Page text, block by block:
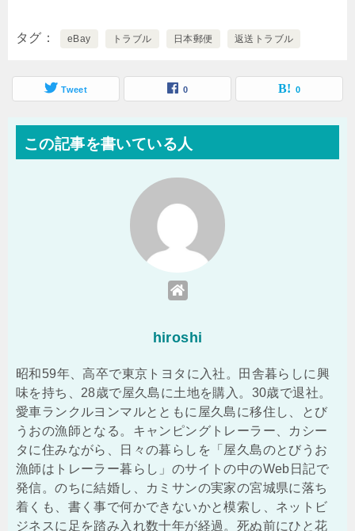
タグ eBay トラブル 日本郵便 返送トラブル
Tweet 0 0
この記事を書いている人
hiroshi
昭和59年、高卒で東京トヨタに入社。田舎暮らしに興
味を持ち、28歳で屋久島に土地を購入。30歳で退社。
愛車ランクルヨンマルとともに屋久島に移住し、とび
うおの漁師となる。キャンピングトレーラー、カシー
タに住みながら、日々の暮らしを「屋久島のとびうお
漁師はトレーラー暮らし」のサイトの中のWeb日記で
発信。のちに結婚し、カミサンの実家の宮城県に落ち
着くも、書く事で何かできないかと模索し、ネットビ
ジネスに足を踏み入れ数十年が経過。死ぬ前にひと花